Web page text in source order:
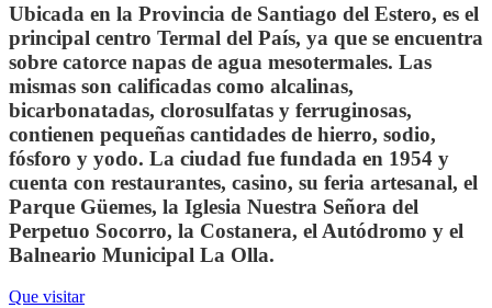
Ubicada en la Provincia de Santiago del Estero, es el
principal centro Termal del País, ya que se encuentra
sobre catorce napas de agua mesotermales. Las
mismas son calificadas como alcalinas,
bicarbonatadas, clorosulfatas y ferruginosas,
contienen pequeñas cantidades de hierro, sodio,
fósforo y yodo. La ciudad fue fundada en 1954 y
cuenta con restaurantes, casino, su feria artesanal, el
Parque Güemes, la Iglesia Nuestra Señora del
Perpetuo Socorro, la Costanera, el Autódromo y el
Balneario Municipal La Olla.
Que visitar